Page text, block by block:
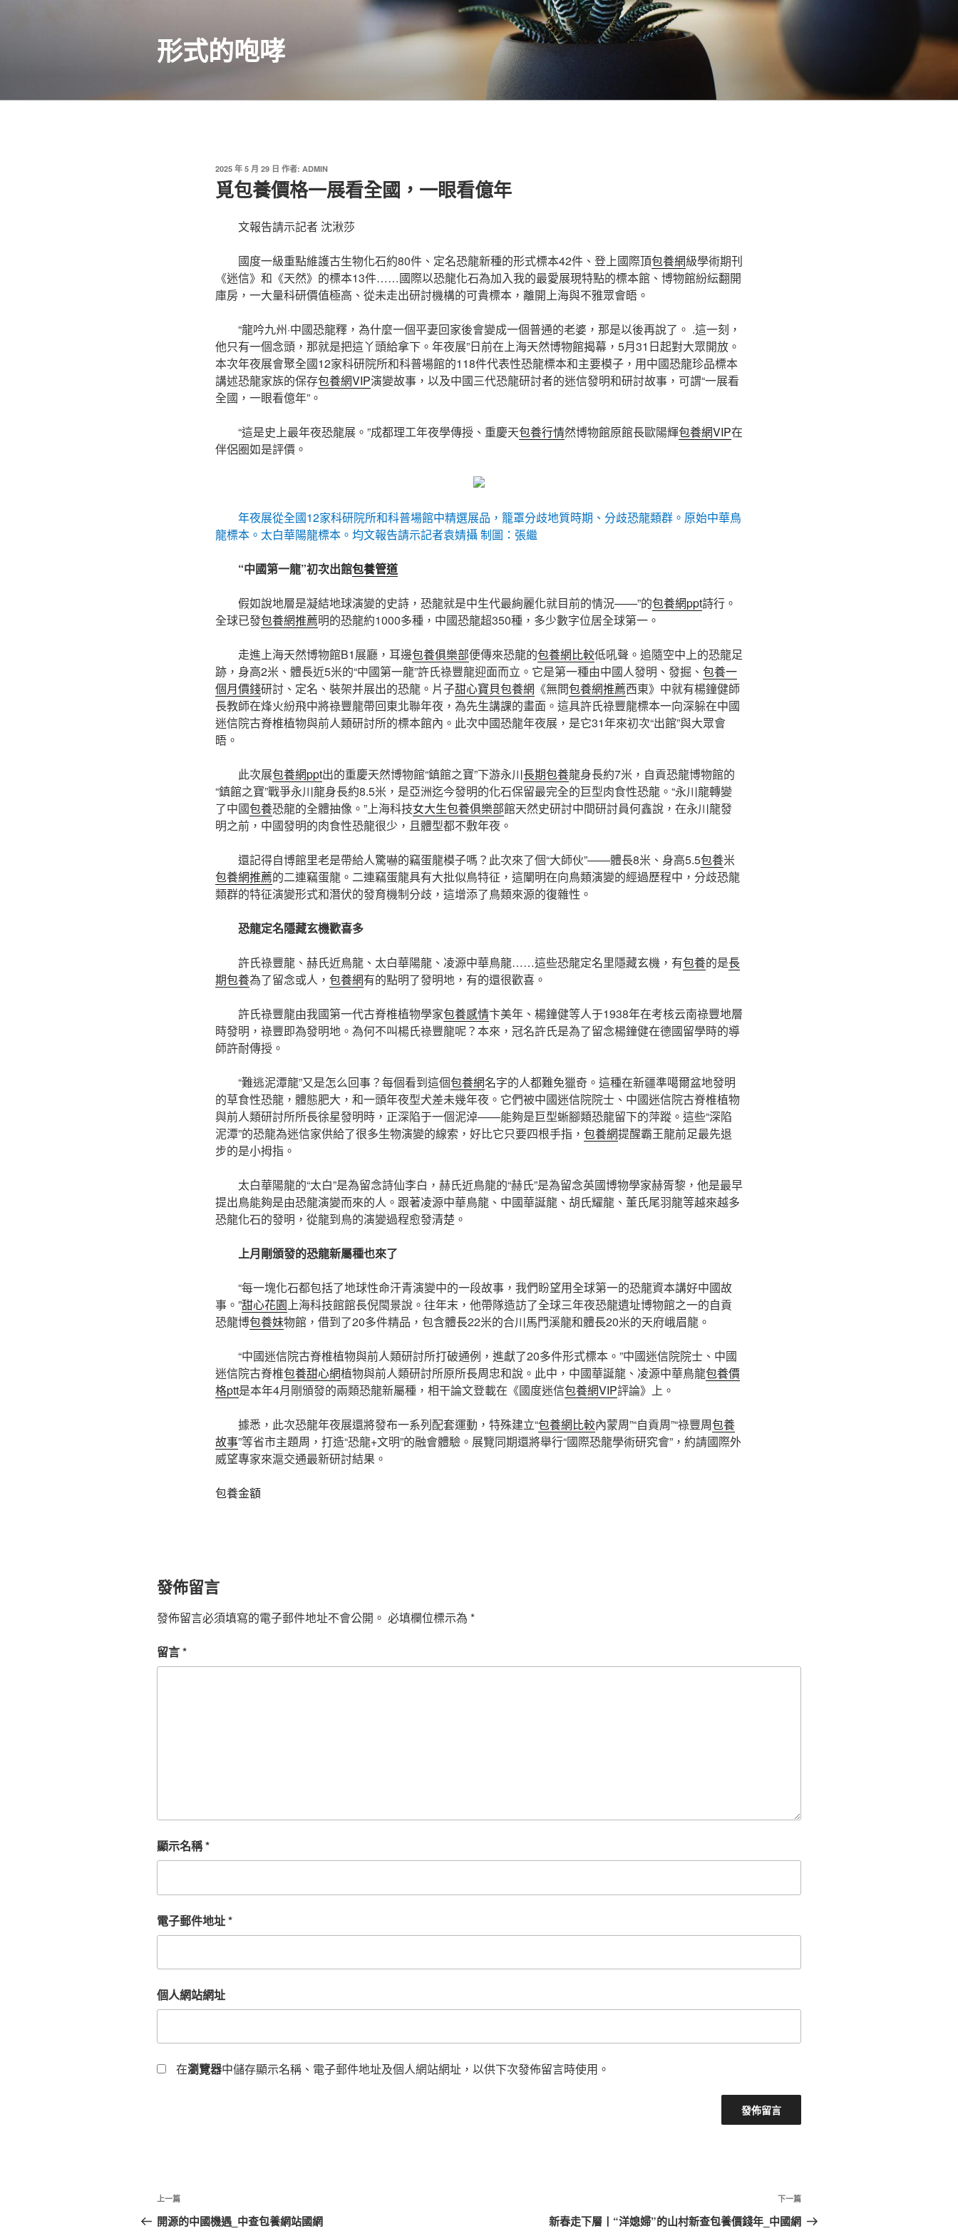
形式的咆哮
發
佈
於
2025 年 5 月 29 日 作者: ADMIN
覓包養價格一展看全國，一眼看億年
文報告請示記者 沈湫莎
國度一級重點維護古生物化石約80件、定名恐龍新種的形式標本42件、登上國際頂包養網級學術期刊
《迷信》和《天然》的標本13件……國際以恐龍化石為加入我的最愛展現特點的標本館、博物館紛紜翻開
庫房，一大量科研價值極高、從未走出研討機構的可貴標本，離開上海與不雅眾會晤。
“龍吟九州·中國恐龍釋，為什麼一個平妻回家後會變成一個普通的老婆，那是以後再說了。 .這一刻，
他只有一個念頭，那就是把這丫頭給拿下。年夜展”日前在上海天然博物館揭幕，5月31日起對大眾開放。
本次年夜展會聚全國12家科研院所和科普場館的118件代表性恐龍標本和主要模子，用中國恐龍珍品標本
講述恐龍家族的保存包養網VIP演變故事，以及中國三代恐龍研討者的迷信發明和研討故事，可謂“一展看
全國，一眼看億年”。
“這是史上最年夜恐龍展。”成都理工年夜學傳授、重慶天包養行情然博物館原館長歐陽輝包養網VIP在
伴侶圈如是評價。
年夜展從全國12家科研院所和科普場館中精選展品，籠罩分歧地質時期、分歧恐龍類群。原始中華鳥
龍標本。太白華陽龍標本。均文報告請示記者袁婧攝 制圖：張繼
“中國第一龍”初次出館包養管道
假如說地層是凝結地球演變的史詩，恐龍就是中生代最絢麗化就目前的情況——”的包養網ppt詩行。
全球已發包養網推薦明的恐龍約1000多種，中國恐龍超350種，多少數字位居全球第一。
走進上海天然博物館B1展廳，耳邊包養俱樂部便傳來恐龍的包養網比較低吼聲。追隨空中上的恐龍足
跡，身高2米、體長近5米的“中國第一龍”許氏祿豐龍迎面而立。它是第一種由中國人發明、發掘、 包養一
個月價錢研討、定名、裝架并展出的恐龍。片子甜心寶貝包養網 《無問包養網推薦西東》中就有楊鐘健師
長教師在烽火紛飛中將祿豐龍帶回東北聯年夜，為先生講課的畫面。這具許氏祿豐龍標本一向深躲在中國
迷信院古脊椎植物與前人類研討所的標本館內。此次中國恐龍年夜展，是它31年來初次“出館”與大眾會
晤。
此次展包養網ppt出的重慶天然博物館“鎮館之寶”下游永川長期包養龍身長約7米，自貢恐龍博物館的
“鎮館之寶”戰爭永川龍身長約8.5米，是亞洲迄今發明的化石保留最完全的巨型肉食性恐龍。“永川龍轉變
了中國包養恐龍的全體抽像。”上海科技女大生包養俱樂部館天然史研討中間研討員何鑫說，在永川龍發
明之前，中國發明的肉食性恐龍很少，且體型都不敷年夜。
還記得自博館里老是帶給人驚嚇的竊蛋龍模子嗎？此次來了個“大師伙”——體長8米、身高5.5包養米
包養網推薦的二連竊蛋龍。二連竊蛋龍具有大批似鳥特征，這闡明在向鳥類演變的經過歷程中，分歧恐龍
類群的特征演變形式和潛伏的發育機制分歧，這增添了鳥類來源的復雜性。
恐龍定名隱藏玄機歡喜多
許氏祿豐龍、赫氏近鳥龍、太白華陽龍、凌源中華鳥龍……這些恐龍定名里隱藏玄機，有包養的是長
期包養為了留念或人， 包養網有的點明了發明地，有的還很歡喜。
許氏祿豐龍由我國第一代古脊椎植物學家包養感情卞美年、楊鐘健等人于1938年在考核云南祿豐地層
時發明，祿豐即為發明地。為何不叫楊氏祿豐龍呢？本來，冠名許氏是為了留念楊鐘健在德國留學時的導
師許耐傳授。
“難逃泥潭龍”又是怎么回事？每個看到這個包養網名字的人都難免獵奇。這種在新疆準噶爾盆地發明
的草食性恐龍，體態肥大，和一頭年夜型犬差未幾年夜。它們被中國迷信院院士、中國迷信院古脊椎植物
與前人類研討所所長徐星發明時，正深陷于一個泥淖——能夠是巨型蜥腳類恐龍留下的萍蹤。這些“深陷
泥潭”的恐龍為迷信家供給了很多生物演變的線索，好比它只要四根手指， 包養網提醒霸王龍前足最先退
步的是小拇指。
太白華陽龍的“太白”是為留念詩仙李白，赫氏近鳥龍的“赫氏”是為留念英國博物學家赫胥黎，他是最早
提出鳥能夠是由恐龍演變而來的人。跟著凌源中華鳥龍、中國華誕龍、胡氏耀龍、董氏尾羽龍等越來越多
恐龍化石的發明，從龍到鳥的演變過程愈發清楚。
上月剛頒發的恐龍新屬種也來了
“每一塊化石都包括了地球性命汗青演變中的一段故事，我們盼望用全球第一的恐龍資本講好中國故
事。”甜心花園上海科技館館長倪閩景說。往年末，他帶隊造訪了全球三年夜恐龍遺址博物館之一的自貢
恐龍博包養妹物館，借到了20多件精品，包含體長22米的合川馬門溪龍和體長20米的天府峨眉龍。
“中國迷信院古脊椎植物與前人類研討所打破通例，進獻了20多件形式標本。”中國迷信院院士、中國
迷信院古脊椎包養甜心網植物與前人類研討所原所長周忠和說。此中，中國華誕龍、凌源中華鳥龍包養價
格ptt是本年4月剛頒發的兩類恐龍新屬種，相干論文登載在《國度迷信包養網VIP評論》上。
據悉，此次恐龍年夜展還將發布一系列配套運動，特殊建立“包養網比較內蒙周”“自貢周”“祿豐周包養
故事”等省市主題周，打造“恐龍+文明”的融會體驗。展覽同期還將舉行“國際恐龍學術研究會”，約請國際外
威望專家來滬交通最新研討結果。
包養金額
發佈留言
發佈留言必須填寫的電子郵件地址不會公開。 必填欄位標示為 *
留言*
顯示名稱*
電子郵件地址*
個人網站網址
在瀏覽器中儲存顯示名稱、電子郵件地址及個人網站網址，以供下次發佈留言時使用。
文
章
上
一
上一篇
開源的中國機遇_中查包養網站國網
下
一
下一篇
新春走下層丨“洋媳婦”的山村新查包養價錢年_中國網